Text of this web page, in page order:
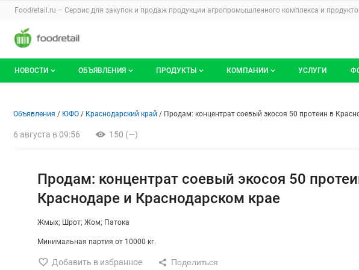
Раздел навигации по сайту foodretail.ru
Foodretail.ru – Сервис для закупок и продаж продукции агропромышленного комплекса и
Авторизация и меню пользователя
Навигация по разделам сайта foodretail.ru
НОВОСТИ ОБЪЯВЛЕНИЯ ПРОДУКТЫ КОМПАНИИ УСЛУГИ
Объявление: Продам: концентрат
Информация о объявлении
Навигация и управление объявлением
Объявления ЮФО Краснодарский край Продам: концентрат соевый экосоя 50 протеин в
6 августа в 09:56 150 (—)
Продам: концентрат соевый экосоя 50
Краснодаре и Краснодарском крае
Жмых; Шрот; Жом; Патока
Минимальная партия от 10000 кг.
Добавить в избранное